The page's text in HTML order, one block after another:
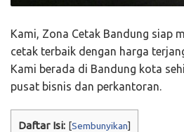
Kami, Zona Cetak Bandung siap
cetak terbaik dengan harga
Kami berada di Bandung kota
pusat bisnis dan perkantoran.
Daftar Isi: [Sembunyikan]